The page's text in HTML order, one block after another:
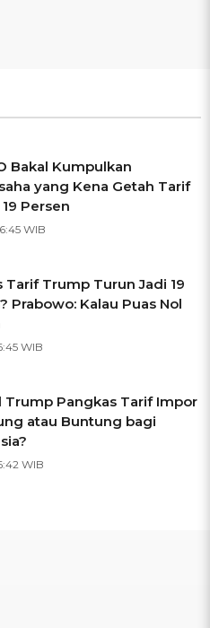
Bakal Kumpulkan
yang Kena Getah Tarif
Persen
WIB
Tarif Trump Turun Jadi 19
Prabowo: Kalau Puas Nol
WIB
Trump Pangkas Tarif Impor
atau Buntung bagi
WIB